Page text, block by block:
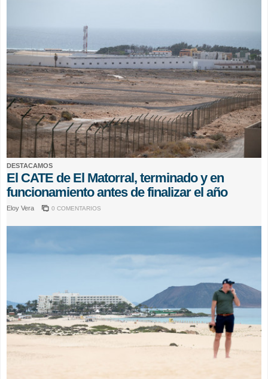
DESTACAMOS
El CATE de El Matorral, terminado y en
funcionamiento antes de finalizar el año
Eloy Vera 0 COMENTARIOS